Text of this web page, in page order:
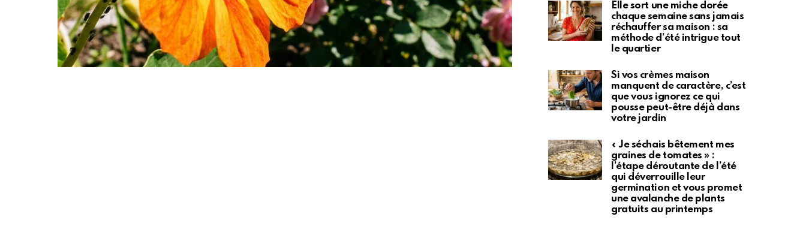
Elle sort une miche dorée
chaque semaine sans jamais
réchauffer sa maison : sa
méthode d’été intrigue tout
le quartier
Si vos crèmes maison
manquent de caractère, c’est
que vous ignorez ce qui
pousse peut-être déjà dans
votre jardin
« Je séchais bêtement mes
graines de tomates » :
l’étape déroutante de l’été
qui déverrouille leur
germination et vous promet
une avalanche de plants
gratuits au printemps